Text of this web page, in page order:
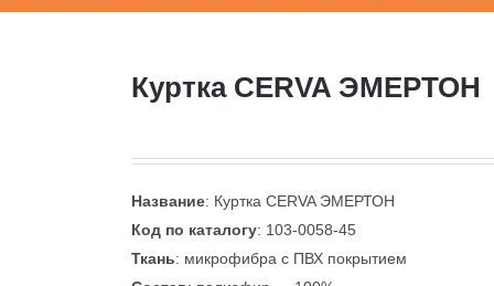
Куртка CERVA ЭМЕРТОН
Название: Куртка CERVA ЭМЕРТОН
Код по каталогу: 103-0058-45
Ткань: микрофибра с ПВХ покрытием